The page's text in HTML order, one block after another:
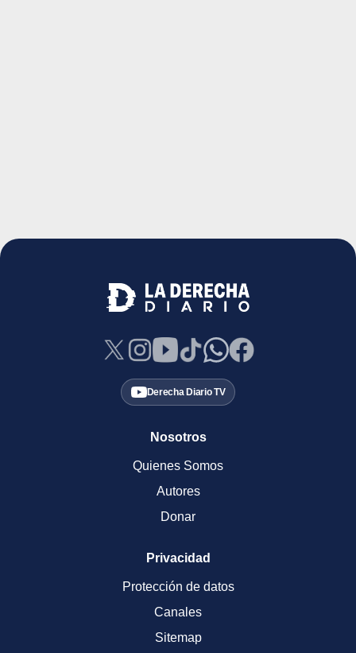
Derecha Diario TV
Nosotros
Quienes Somos
Autores
Donar
Privacidad
Protección de datos
Canales
Sitemap